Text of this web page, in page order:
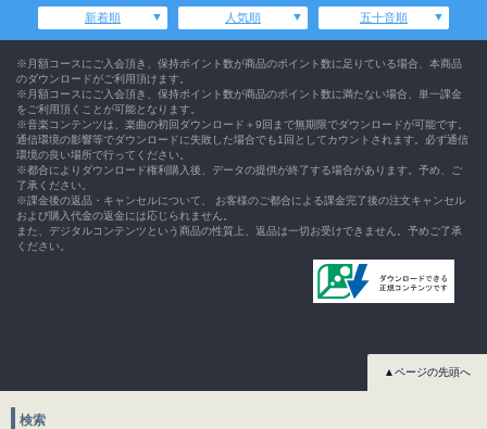
新着順 人気順 五十音順
※月額コースにご入会頂き、保持ポイント数が商品のポイント数に足りている場合、本商品
のダウンロードがご利用頂けます。
※月額コースにご入会頂き、保持ポイント数が商品のポイント数に満たない場合、単一課金
をご利用頂くことが可能となります。
※音楽コンテンツは、楽曲の初回ダウンロード＋9回まで無期限でダウンロードが可能です。
通信環境の影響等でダウンロードに失敗した場合でも1回としてカウントされます。必ず通信
環境の良い場所で行ってください。
※都合によりダウンロード権利購入後、データの提供が終了する場合があります。予め、ご
了承ください。
※課金後の返品・キャンセルについて、 お客様のご都合による課金完了後の注文キャンセル
および購入代金の返金には応じられません。
また、デジタルコンテンツという商品の性質上、返品は一切お受けできません。予めご了承
ください。
▲ページの先頭へ
検索